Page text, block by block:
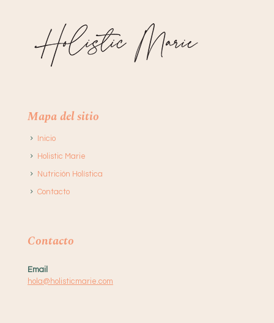
Mapa del sitio
Inicio
Holistic Marie
Nutrición Holística
Contacto
Contacto
Email
hola@holisticmarie.com